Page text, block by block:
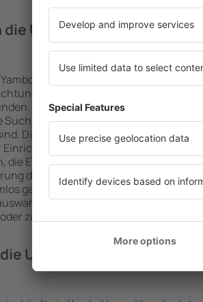
die Unterkünfte in Yambol
werden von der Suchmaschine
und der Check-In- und Check-
Nach Auswahl der Anzahl der
Suchmaschine an, welche
Die Auswahl der Unterkunft wird
und die Anzahl der Sterne,
die Entfernung zum Zentrum und die
der Buchung erleichtert. Dadurch
ganz einfach eine Unterkunft in
Sie können je nach Bedarf
zusammen mit dem Flug buchen.
Unterkünfte in Yambol